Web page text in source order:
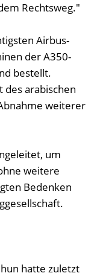
Rechtsweg."
Airbus-
der A350-
bestellt.
des arabischen
weiterer
um
weitere
Bedenken
hatte zuletzt